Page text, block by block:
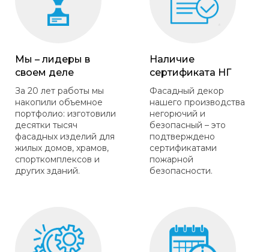
Мы – лидеры в
своем деле
За 20 лет работы мы
накопили объемное
портфолио: изготовили
десятки тысяч
фасадных изделий для
жилых домов, храмов,
спорткомплексов и
других зданий.
Наличие
сертификата НГ
Фасадный декор
нашего производства
негорючий и
безопасный – это
подтверждено
сертификатами
пожарной
безопасности.